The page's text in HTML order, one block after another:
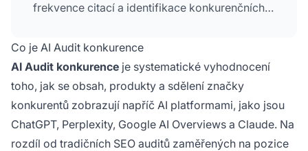
frekvence citací a identifikace konkurenčních
Co je AI Audit konkurence
AI Audit konkurence je systematické vyhodnocení
toho, jak se obsah, produkty a sdělení značky
konkurentů zobrazují napříč AI platformami, jako jsou
ChatGPT, Perplexity, Google AI Overviews a Claude. Na
rozdíl od tradičních SEO auditů zaměřených na pozice